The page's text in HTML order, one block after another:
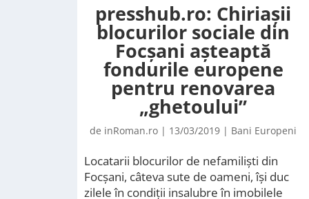
presshub.ro: Chiriașii
blocurilor sociale din
Focșani așteaptă
fondurile europene
pentru renovarea
„ghetoului”
de inRoman.ro | 13/03/2019 | Bani Europeni
Locatarii blocurilor de nefamiliști din
Focșani, câteva sute de oameni, își duc
zilele în condiții insalubre în imobilele